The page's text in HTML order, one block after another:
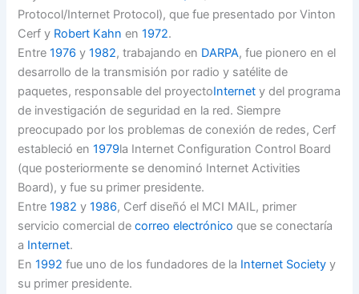
Protocol/Internet Protocol), que fue presentado por Vinton
Cerf y Robert Kahn en1972.
Entre1976 y1982, trabajando en DARPA, fue pionero en el
desarrollo de la transmisión por radio y satélite de
paquetes, responsable del proyectoInternet y del programa
de investigación de seguridad en la red. Siempre
preocupado por los problemas de conexión de redes, Cerf
estableció en1979la Internet Configuration Control Board
(que posteriormente se denominó Internet Activities
Board), y fue su primer presidente.
Entre1982 y1986, Cerf diseñó el MCI MAIL, primer
servicio comercial decorreo electrónico que se conectaría
a Internet.
En1992 fue uno de los fundadores de la Internet Society y
su primer presidente.